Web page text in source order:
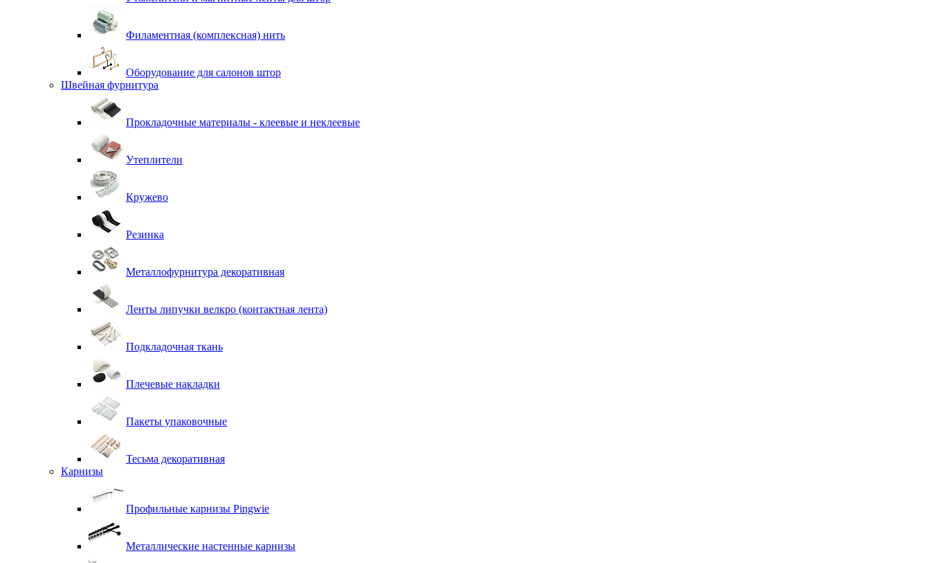
Филаментная (комплексная) нить
Оборудование для салонов штор
Швейная фурнитура
Прокладочные материалы - клеевые и неклеевые
Утеплители
Кружево
Резинка
Металлофурнитура декоративная
Ленты липучки велкро (контактная лента)
Подкладочная ткань
Плечевые накладки
Пакеты упаковочные
Тесьма декоративная
Карнизы
Профильные карнизы Pingwie
Металлические настенные карнизы